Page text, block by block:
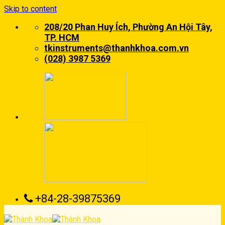
Skip to content
208/20 Phan Huy Ích, Phường An Hội Tây,
TP. HCM
tkinstruments@thanhkhoa.com.vn
(028) 3987 5369
+84-28-39875369